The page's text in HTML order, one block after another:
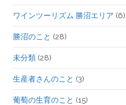
ワインツーリズム 勝沼エリア (6)
勝沼のこと (28)
未分類 (28)
生産者さんのこと (3)
葡萄の生育のこと (15)